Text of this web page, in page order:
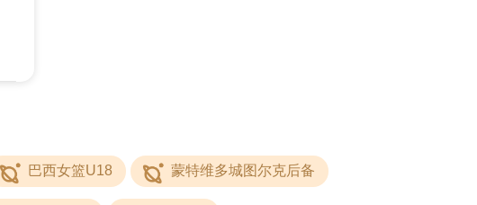
巴西女篮U18 蒙特维多城图尔克后备